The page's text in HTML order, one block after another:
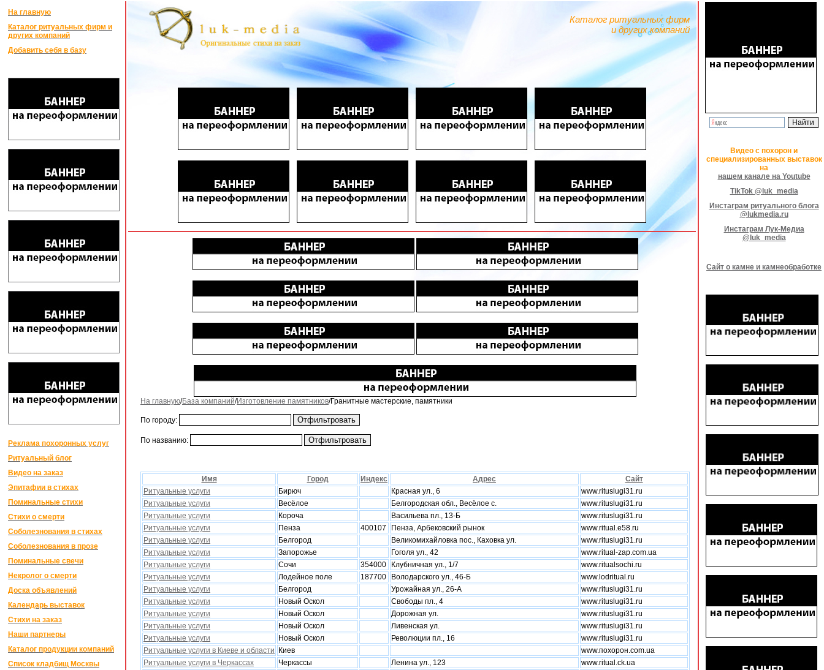
На главную
Каталог ритуальных фирм и
других компаний
Добавить себя в базу
Реклама похоронных услуг
Ритуальный блог
Видео на заказ
Эпитафии в стихах
Поминальные стихи
Стихи о смерти
Соболезнования в стихах
Соболезнования в прозе
Поминальные свечи
Некролог о смерти
Доска объявлений
Календарь выставок
Стихи на заказ
Наши партнеры
Каталог продукции компаний
Список кладбищ Москвы
Каталог ритуальных фирм
и других компаний
На главную/База компаний/Изготовление памятников/Гранитные мастерские, памятники
По городу:
По названию:
Имя Город Индекс Адрес
Сайт
Ритуальные услуги
Бирюч Красная ул., 6
www.rituslugi31.ru
Ритуальные услуги
Весёлое Белгородская обл., Весёлое с.
www.rituslugi31.ru
Ритуальные услуги
Короча Васильева пл., 13-Б
www.rituslugi31.ru
Ритуальные услуги
Пенза 400107 Пенза, Арбековский рынок
www.ritual.e58.ru
Ритуальные услуги
Белгород Великомихайловка пос., Каховка ул.
www.rituslugi31.ru
Ритуальные услуги
Запорожье Гоголя ул., 42
www.ritual-zap.com.ua
Ритуальные услуги
Сочи 354000 Клубничная ул., 1/7
www.ritualsochi.ru
Ритуальные услуги
Лодейное поле 187700 Володарского ул., 46-Б
www.lodritual.ru
Ритуальные услуги
Белгород Урожайная ул., 26-А
www.rituslugi31.ru
Ритуальные услуги
Новый Оскол Свободы пл., 4
www.rituslugi31.ru
Ритуальные услуги
Новый Оскол Дорожная ул.
www.rituslugi31.ru
Ритуальные услуги
Новый Оскол Ливенская ул.
www.rituslugi31.ru
Ритуальные услуги
Новый Оскол Революции пл., 16
www.rituslugi31.ru
Ритуальные услуги в Киеве и области
Киев
www.похорон.com.ua
Ритуальные услуги в Черкассаx
Черкассы Ленина ул., 123
www.ritual.ck.ua
Видео с похорон и
специализированных выставок
на
нашем канале на Youtube
TikTok @luk_media
Инстаграм ритуального блога
@lukmedia.ru
Инстаграм Лук-Медиа
@luk_media
Сайт о камне и камнеобработке